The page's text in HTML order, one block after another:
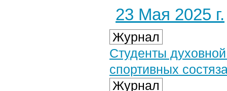
23 Мая 2025 г.
Журнал
Студенты
спортивных
Журнал